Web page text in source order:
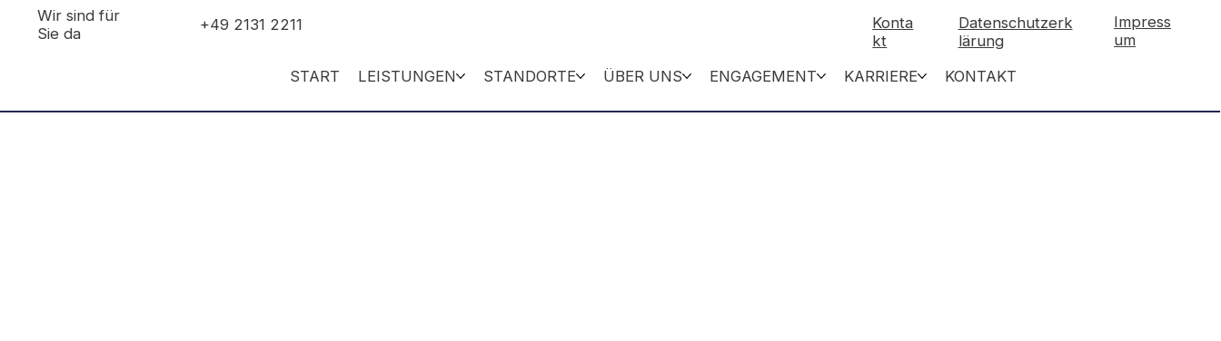
Wir sind für
Sie da
+49 2131 2211
Konta
kt
Datenschutzerk
lärung
Impress
um
START LEISTUNGEN STANDORTE ÜBER UNS ENGAGEMENT KARRIERE KONTAKT